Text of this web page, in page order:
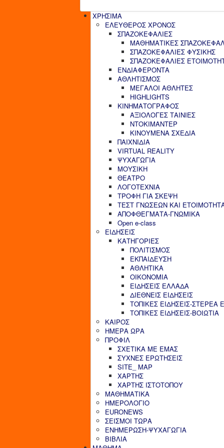
ΧΡΗΣΙΜΑ
ΕΛΕΥΘΕΡΟΣ ΧΡΟΝΟΣ
ΣΠΑΖΟΚΕΦΑΛΙΕΣ
ΜΑΘΗΜΑΤΙΚΕΣ
ΣΠΑΖΟΚΕΦΑΛΙΕΣ ΦΥΣΙΚΗΣ
ΣΠΑΖΟΚΕΦΑΛΙΕΣ
ΕΝΔΙΑΦΕΡΟΝΤΑ
ΑΘΛΗΤΙΣΜΟΣ
ΜΕΓΑΛΟΙ ΑΘΛΗΤΕΣ
HIGHLIGHTS
ΚΙΝΗΜΑΤΟΓΡΑΦΟΣ
ΑΞΙΟΛΟΓΕΣ ΤΑΙΝΙΕΣ
ΝΤΟΚΙΜΑΝΤΕΡ
ΚΙΝΟΥΜΕΝΑ ΣΧΕΔΙΑ
ΠΑΙΧΝΙΔΙΑ
VIRTUAL REALITY
ΨΥΧΑΓΩΓΙΑ
ΜΟΥΣΙΚΗ
ΘΕΑΤΡΟ
ΛΟΓΟΤΕΧΝΙΑ
ΤΡΟΦΗ ΓΙΑ ΣΚΕΨΗ
ΤΕΣΤ ΓΝΩΣΕΩΝ ΚΑΙ
ΑΠΟΦΘΕΓΜΑΤΑ-ΓΝΩΜΙΚΑ
Open e-class
ΕΙΔΗΣΕΙΣ
ΚΑΤΗΓΟΡΙΕΣ
ΠΟΛΙΤΙΣΜΟΣ
ΕΚΠΑΙΔΕΥΣΗ
ΑΘΛΗΤΙΚΑ
ΟΙΚΟΝΟΜΙΑ
ΕΙΔΗΣΕΙΣ ΕΛΛΑΔΑ
ΔΙΕΘΝΕΙΣ ΕΙΔΗΣΕΙΣ
ΤΟΠΙΚΕΣ ΕΙΔΗΣΕΙΣ-ΣΤΕΡΕΑ
ΤΟΠΙΚΕΣ ΕΙΔΗΣΕΙΣ-ΒΟΙΩΤΙΑ
ΚΑΙΡΟΣ
ΗΜΕΡΑ ΩΡΑ
ΠΡΟΦΙΛ
ΣΧΕΤΙΚΑ ΜΕ ΕΜΑΣ
ΣΥΧΝΕΣ ΕΡΩΤΗΣΕΙΣ
SITE_ MAP
ΧΑΡΤΗΣ
ΧΑΡΤΗΣ ΙΣΤΟΤΟΠΟΥ
ΜΑΘΗΜΑΤΙΚΑ
ΗΜΕΡΟΛΟΓΙΟ
EURONEWS
ΣΕΙΣΜΟΙ ΤΩΡΑ
ΕΝΗΜΕΡΩΣΗ-ΨΥΧΑΓΩΓΙΑ
ΒΙΒΛΙΑ